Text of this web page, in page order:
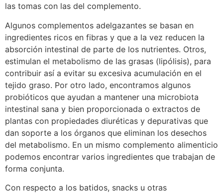
las tomas con las del complemento.
Algunos complementos adelgazantes se basan en
ingredientes ricos en fibras y que a la vez reducen la
absorción intestinal de parte de los nutrientes. Otros,
estimulan el metabolismo de las grasas (lipólisis), para
contribuir así a evitar su excesiva acumulación en el
tejido graso. Por otro lado, encontramos algunos
probióticos que ayudan a mantener una microbiota
intestinal sana y bien proporcionada o extractos de
plantas con propiedades diuréticas y depurativas que
dan soporte a los órganos que eliminan los desechos
del metabolismo. En un mismo complemento alimenticio
podemos encontrar varios ingredientes que trabajan de
forma conjunta.
Con respecto a los batidos, snacks u otras